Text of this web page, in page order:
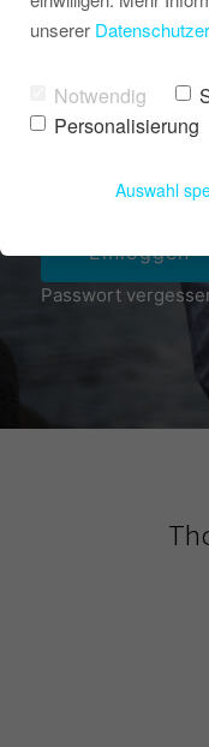
Einloggen
Passwort
unserer
Notwendig
Personalisierung
Auswahl